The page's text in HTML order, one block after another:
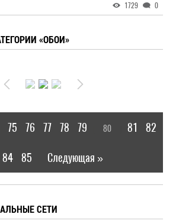
1729 0
«ОБОИ»
75 76 77 78 79 80 81 82
84 85 Следующая »
СЕТИ